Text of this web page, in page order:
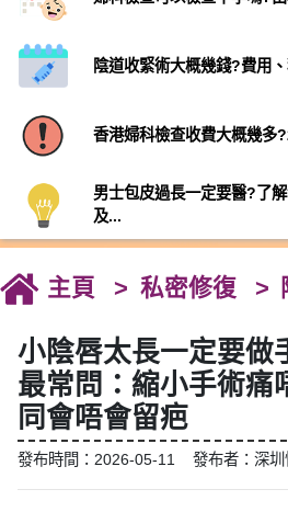
陰道收緊術大概幾錢?費用
香港婦科檢查收費大概幾多
男士包皮過長一定要醫?了
及...
主頁 私密修復
小陰唇太長一定要做
最常問：縮小手術痛
同會唔會留疤
發布時間：2026-05-11 發布者：深圳